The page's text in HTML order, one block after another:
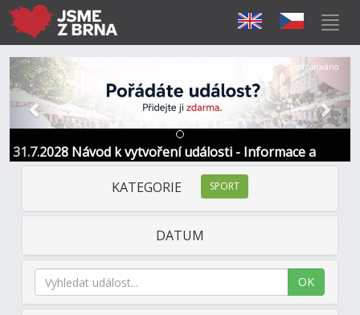
31.7.2028 Návod k vytvoření události - Informace a
kontakt
Předchozí Další
Sponzorováno
KATEGORIE SPORT
DATUM
OK